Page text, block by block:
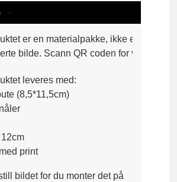
er en materialpakke, ikke et ferdig
bilde. Scann QR coden for
leveres med:
(8,5*11,5cm)
print
bildet for du monter det på